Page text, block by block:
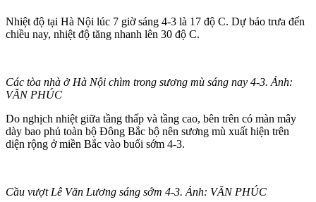
Nhiệt độ tại Hà Nội lúc 7 giờ sáng 4-3 là 17 độ C. Dự báo trưa đến
chiều nay, nhiệt độ tăng nhanh lên 30 độ C.
Các tòa nhà ở Hà Nội chìm trong sương mù sáng nay 4-3. Ảnh:
VĂN PHÚC
Do nghịch nhiệt giữa tầng thấp và tầng cao, bên trên có màn mây
dày bao phủ toàn bộ Đông Bắc bộ nên sương mù xuất hiện trên
diện rộng ở miền Bắc vào buổi sớm 4-3.
Cầu vượt Lê Văn Lương sáng sớm 4-3. Ảnh: VĂN PHÚC